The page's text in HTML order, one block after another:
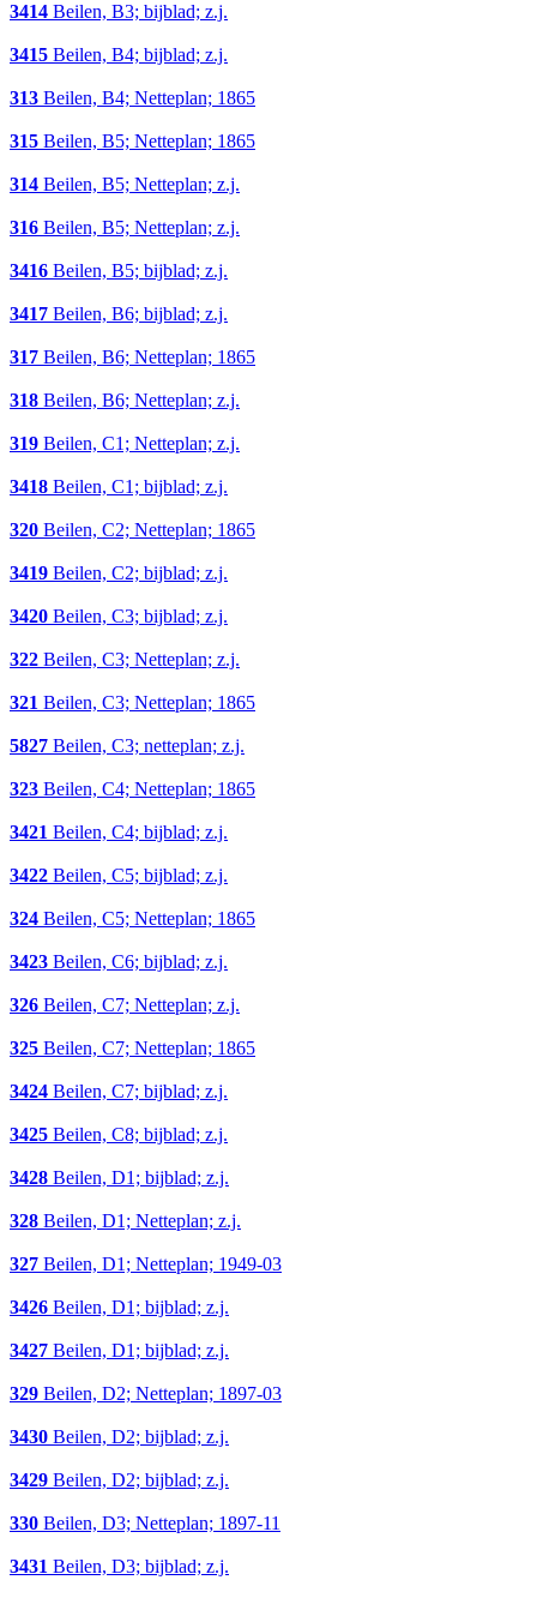
3414 Beilen, B3; bijblad; z.j.
3415 Beilen, B4; bijblad; z.j.
313 Beilen, B4; Netteplan; 1865
315 Beilen, B5; Netteplan; 1865
314 Beilen, B5; Netteplan; z.j.
316 Beilen, B5; Netteplan; z.j.
3416 Beilen, B5; bijblad; z.j.
3417 Beilen, B6; bijblad; z.j.
317 Beilen, B6; Netteplan; 1865
318 Beilen, B6; Netteplan; z.j.
319 Beilen, C1; Netteplan; z.j.
3418 Beilen, C1; bijblad; z.j.
320 Beilen, C2; Netteplan; 1865
3419 Beilen, C2; bijblad; z.j.
3420 Beilen, C3; bijblad; z.j.
322 Beilen, C3; Netteplan; z.j.
321 Beilen, C3; Netteplan; 1865
5827 Beilen, C3; netteplan; z.j.
323 Beilen, C4; Netteplan; 1865
3421 Beilen, C4; bijblad; z.j.
3422 Beilen, C5; bijblad; z.j.
324 Beilen, C5; Netteplan; 1865
3423 Beilen, C6; bijblad; z.j.
326 Beilen, C7; Netteplan; z.j.
325 Beilen, C7; Netteplan; 1865
3424 Beilen, C7; bijblad; z.j.
3425 Beilen, C8; bijblad; z.j.
3428 Beilen, D1; bijblad; z.j.
328 Beilen, D1; Netteplan; z.j.
327 Beilen, D1; Netteplan; 1949-03
3426 Beilen, D1; bijblad; z.j.
3427 Beilen, D1; bijblad; z.j.
329 Beilen, D2; Netteplan; 1897-03
3430 Beilen, D2; bijblad; z.j.
3429 Beilen, D2; bijblad; z.j.
330 Beilen, D3; Netteplan; 1897-11
3431 Beilen, D3; bijblad; z.j.